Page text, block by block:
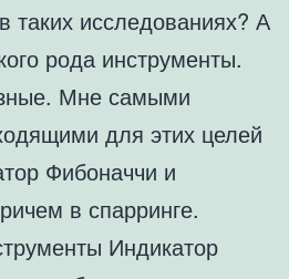
таких исследованиях? А
рода инструменты.
Мне самыми
для этих целей
Фибоначчи и
в спарринге.
Индикатор